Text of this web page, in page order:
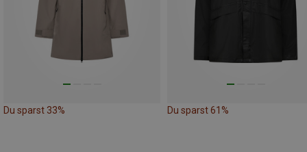
Du sparst 33% Du sparst 61%